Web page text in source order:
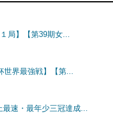
局】【第39期女...
世界最強戦】【第...
最速・最年少三冠達成...